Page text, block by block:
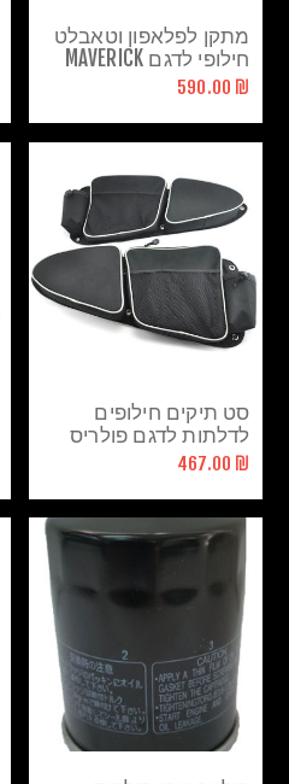
מתקן לפלאפון וטאבלט
חילופי לדגם MAVERICK
X3
₪ 590.00
סט תיקים חילופים
לדלתות לדגם פולריס
₪ 467.00